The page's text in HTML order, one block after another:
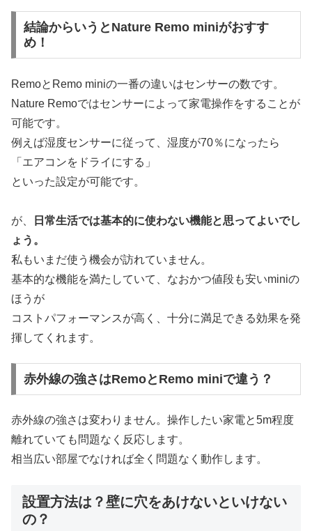
結論からいうとNature Remo miniがおすす
め！
RemoとRemo miniの一番の違いはセンサーの数です。
Nature Remoではセンサーによって家電操作をすることが
可能です。
例えば湿度センサーに従って、湿度が70％になったら
「エアコンをドライにする」
といった設定が可能です。
が、
日常生活では基本的に使わない機能と思ってよいでし
ょう。
私もいまだ使う機会が訪れていません。
基本的な機能を満たしていて、なおかつ値段も安いminiの
ほうが
コストパフォーマンスが高く、十分に満足できる効果を発
揮してくれます。
赤外線の強さはRemoとRemo miniで違う？
赤外線の強さは変わりません。操作したい家電と5m程度
離れていても問題なく反応します。
相当広い部屋でなければ全く問題なく動作します。
設置方法は？壁に穴をあけないといけない
の？